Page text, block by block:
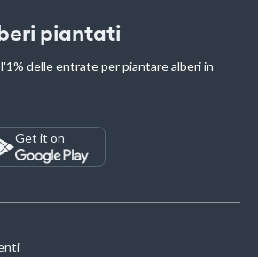
piantati
delle entrate per piantare alberi in
Get it on